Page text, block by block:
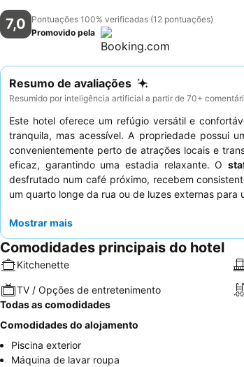
7,0
Pontuações 100% verificadas (12 pontuações)
Promovido pela
Resumo de avaliações
Resumido por inteligência artificial a partir de 70+
Este hotel oferece um refúgio versátil e
tranquila, mas acessível. A propriedade possui
convenientemente perto de atrações locais e
eficaz, garantindo uma estadia relaxante. O
desfrutado num café próximo, recebem
um quarto longe da rua ou de luzes externas para
Mostrar mais
Comodidades principais do hotel
Kitchenette
TV / Opções de entretenimento
Todas as comodidades
Comodidades do alojamento
Piscina exterior
Máquina de lavar roupa